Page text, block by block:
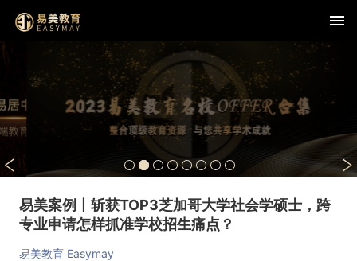
易美案例丨斩获TOP3芝加哥大学社会学硕士，跨
专业申请怎样抓准学校招生痛点？
易美教育 Easymay